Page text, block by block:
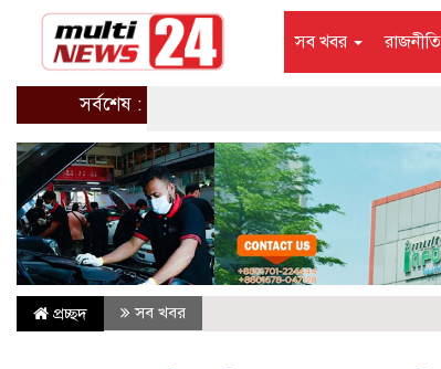
সব খবর রাজনীতি
সর্বশেষ :
প্রচ্ছদ সব খবর